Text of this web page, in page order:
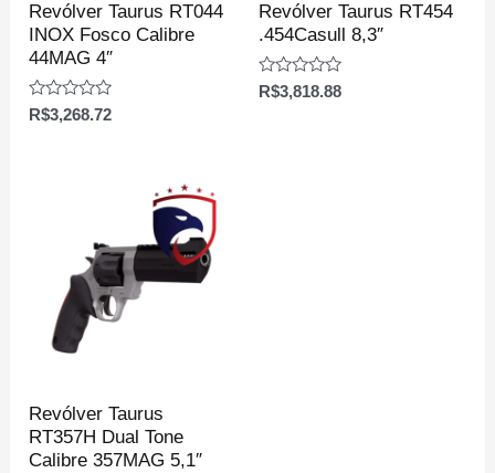
Revólver Taurus RT044
INOX Fosco Calibre
44MAG 4″
Avaliação
0
R$3,268.72
Revólver Taurus RT454
.454Casull 8,3″
Avaliação
0
R$3,818.88
Revólver Taurus
RT357H Dual Tone
Calibre 357MAG 5,1″